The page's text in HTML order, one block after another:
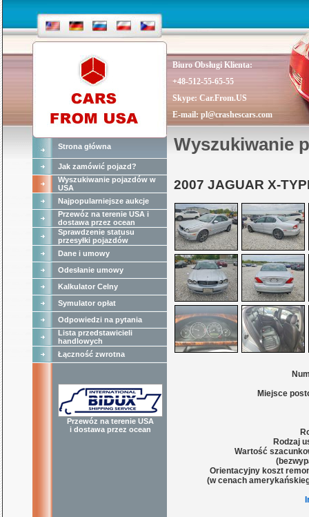
Biuro Obsługi Klienta:
+48-512-55-65-55
Skype:Car.From.US
E-mail:pl@crashescars.com
Strona główna
Jak zamówić pojazd?
Wyszukiwanie pojazdów w
USA
Najpopularniejsze aukcje
Przewóz na terenie USA i
dostawa przez ocean
Sprawdzenie statusu
przesyłki pojazdów
Dane i umowy
Odesłanie umowy
Kalkulator Celny
Symulator opłat
Odpowiedzi na pytania
Lista przedstawicieli
handlowych
Łączność zwrotna
Przewóz na terenie USA
i dostawa przez ocean
Wyszukiwanie
2007 JAGUAR X-
Miejsce
Rodzaj
Wartość
Orientacyjny koszt
(w cenach